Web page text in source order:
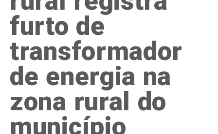
furto de
transformador
de energia na
zona rural do
município